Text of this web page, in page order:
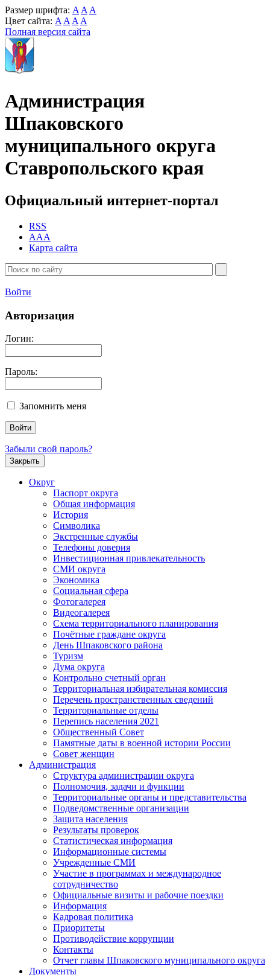
Размер шрифта: A A A
Цвет сайта: A A A A
Полная версия сайта
Администрация
Шпаковского
муниципального округа
Ставропольского края
Официальный интернет-портал
RSS
AAA
Карта сайта
Войти
Авторизация
Логин:
Пароль:
Запомнить меня
Забыли свой пароль?
Закрыть
Округ
Паспорт округа
Общая информация
История
Символика
Экстренные службы
Телефоны доверия
Инвестиционная привлекательность
СМИ округа
Экономика
Социальная сфера
Фотогалерея
Видеогалерея
Схема территориального планирования
Почётные граждане округа
День Шпаковского района
Туризм
Дума округа
Контрольно счетный орган
Территориальная избирательная комиссия
Перечень пространственных сведений
Территориальные отделы
Перепись населения 2021
Общественный Совет
Памятные даты в военной истории России
Совет женщин
Администрация
Структура администрации округа
Полномочия, задачи и функции
Территориальные органы и представительства
Подведомственные организации
Защита населения
Результаты проверок
Статистическая информация
Информационные системы
Учрежденные СМИ
Участие в программах и международное
сотрудничество
Официальные визиты и рабочие поездки
Информация
Кадровая политика
Приоритеты
Противодействие коррупции
Контакты
Отчет главы Шпаковского муниципального округа
Документы